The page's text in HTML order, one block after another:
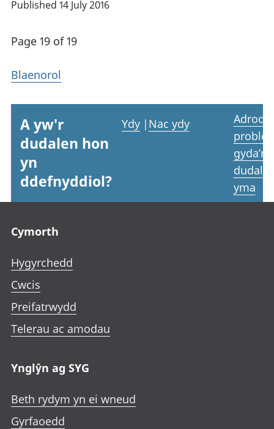
Published 14 July 2016
Page 19 of 19
Blaenorol
A yw'r
dudalen hon
yn
ddefnyddiol?
Ydy | Nac ydy
Adrodd
gyda’r
yma
Cymorth
Hygyrchedd
Cwcis
Preifatrwydd
Telerau ac amodau
Ynglŷn ag SYG
Beth rydym yn ei wneud
Gyrfaoedd